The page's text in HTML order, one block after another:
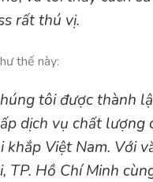
rất thú vị.
thế này:
tôi được thành
dịch vụ chất lượng
khắp Việt Nam. Với
TP. Hồ Chí Minh